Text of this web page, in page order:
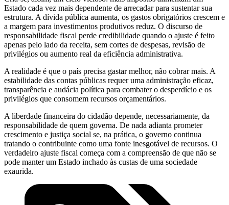
Estado cada vez mais dependente de arrecadar para sustentar sua
estrutura. A dívida pública aumenta, os gastos obrigatórios crescem e
a margem para investimentos produtivos reduz. O discurso de
responsabilidade fiscal perde credibilidade quando o ajuste é feito
apenas pelo lado da receita, sem cortes de despesas, revisão de
privilégios ou aumento real da eficiência administrativa.
A realidade é que o país precisa gastar melhor, não cobrar mais. A
estabilidade das contas públicas requer uma administração eficaz,
transparência e audácia política para combater o desperdício e os
privilégios que consomem recursos orçamentários.
A liberdade financeira do cidadão depende, necessariamente, da
responsabilidade de quem governa. De nada adianta prometer
crescimento e justiça social se, na prática, o governo continua
tratando o contribuinte como uma fonte inesgotável de recursos. O
verdadeiro ajuste fiscal começa com a compreensão de que não se
pode manter um Estado inchado às custas de uma sociedade
exaurida.